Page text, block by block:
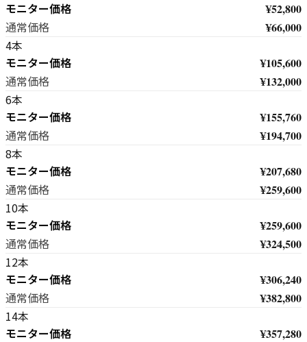
モニター価格 ¥52,800
通常価格 ¥66,000
4本
モニター価格 ¥105,600
通常価格 ¥132,000
6本
モニター価格 ¥155,760
通常価格 ¥194,700
8本
モニター価格 ¥207,680
通常価格 ¥259,600
10本
モニター価格 ¥259,600
通常価格 ¥324,500
12本
モニター価格 ¥306,240
通常価格 ¥382,800
14本
モニター価格 ¥357,280